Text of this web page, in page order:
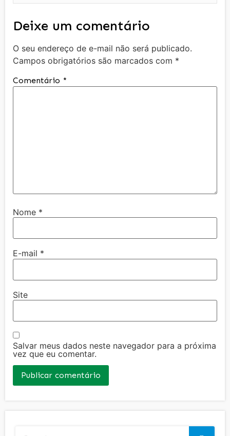
Deixe um comentário
O seu endereço de e-mail não será publicado.
Campos obrigatórios são marcados com *
Comentário *
Nome *
E-mail *
Site
Salvar meus dados neste navegador para a próxima
vez que eu comentar.